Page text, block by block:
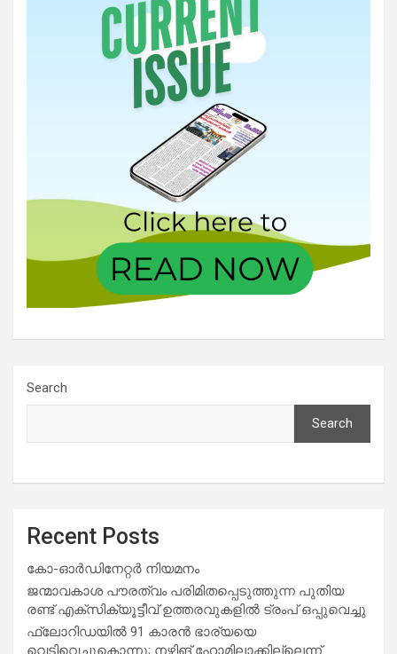
Search
Search
Recent Posts
കോ-ഓർഡിനേറ്റർ നിയമനം
ജന്മാവകാശ പൗരത്വം പരിമിതപ്പെടുത്തുന്ന പുതിയ
രണ്ട് എക്സിക്യൂട്ടീവ് ഉത്തരവുകളിൽ ട്രംപ് ഒപ്പുവെച്ചു
ഫ്ലോറിഡയിൽ 91 കാരൻ ഭാര്യയെ
വെടിവെച്ചുകൊന്നു; നഴ്സിങ് ഹോമിലാക്കില്ലെന്ന്